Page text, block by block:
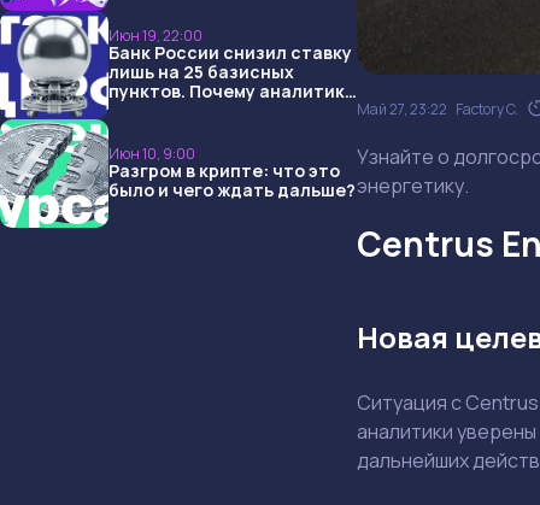
Июн 19, 22:00
Банк России снизил ставку
лишь на 25 базисных
пунктов. Почему аналитики
Июн 10, 9:00
Разгром в крипте: что это
было и чего ждать дальше?
Май 27, 23:22 Factory C.
Узнайте о
энергетику.
Centrus
Новая
Ситуация с
аналитики
дальнейших